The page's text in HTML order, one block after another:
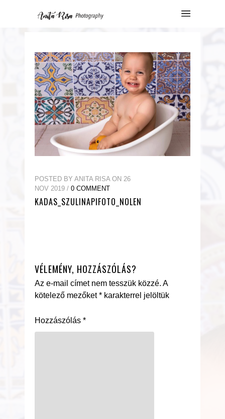
POSTED BY ANITA RISA ON 26
NOV 2019 / 0 COMMENT
KADAS_SZULINAPIFOTO_NOLEN
VÉLEMÉNY, HOZZÁSZÓLÁS?
Az e-mail címet nem tesszük közzé. A
kötelező mezőket* karakterrel jelöltük
Hozzászólás *